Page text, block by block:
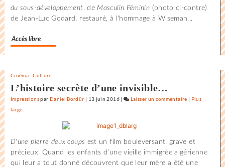
film
de
du sous-développement , de Masculin Féminin (photo ci-contre)
de Jean-Luc Godard, restauré, à l'hommage à Wiseman...
Accès libre
Cinéma -Culture
L’histoire secrète d’une invisible…
Impressionspar Daniel Bordür | 13 juin 2016| Laisser un commentaire on
au
Festival
international
| Plus
large
D'une pierre deux coups est un film bouleversant, grave et
précieux. Quand les enfants d'une vieille immigrée algérienne
qui leur a tout donné découvrent que leur mère a été une